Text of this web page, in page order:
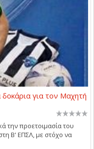
δοκάρια για τον Μαχητή
την προετοιμασία του
Β' ΕΠΣΛ, με στόχο να